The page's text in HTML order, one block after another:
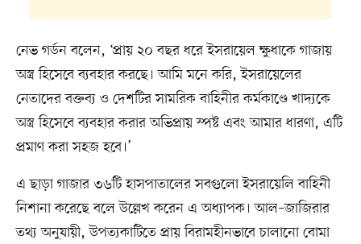
নেভ গর্ডন বলেন, ‘প্রায় ২০ বছর ধরে ইসরায়েল ক্ষুধাকে গাজায়
অস্ত্র হিসেবে ব্যবহার করছে। আমি মনে করি, ইসরায়েলের
নেতাদের বক্তব্য ও দেশটির সামরিক বাহিনীর কর্মকাণ্ডে খাদ্যকে
অস্ত্র হিসেবে ব্যবহার করার অভিপ্রায় স্পষ্ট এবং আমার ধারণা, এটি
প্রমাণ করা সহজ হবে।’
এ ছাড়া গাজার ৩৬টি হাসপাতালের সবগুলো ইসরায়েলি বাহিনী
নিশানা করেছে বলে উল্লেখ করেন এ অধ্যাপক। আল–জাজিরার
তথ্য অনুযায়ী, উপত্যকাটিতে প্রায় বিরামহীনভাবে চালানো বোমা